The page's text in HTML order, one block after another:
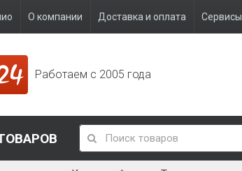
О компании Доставка и оплата Сервисы
Работаем с 2005 года